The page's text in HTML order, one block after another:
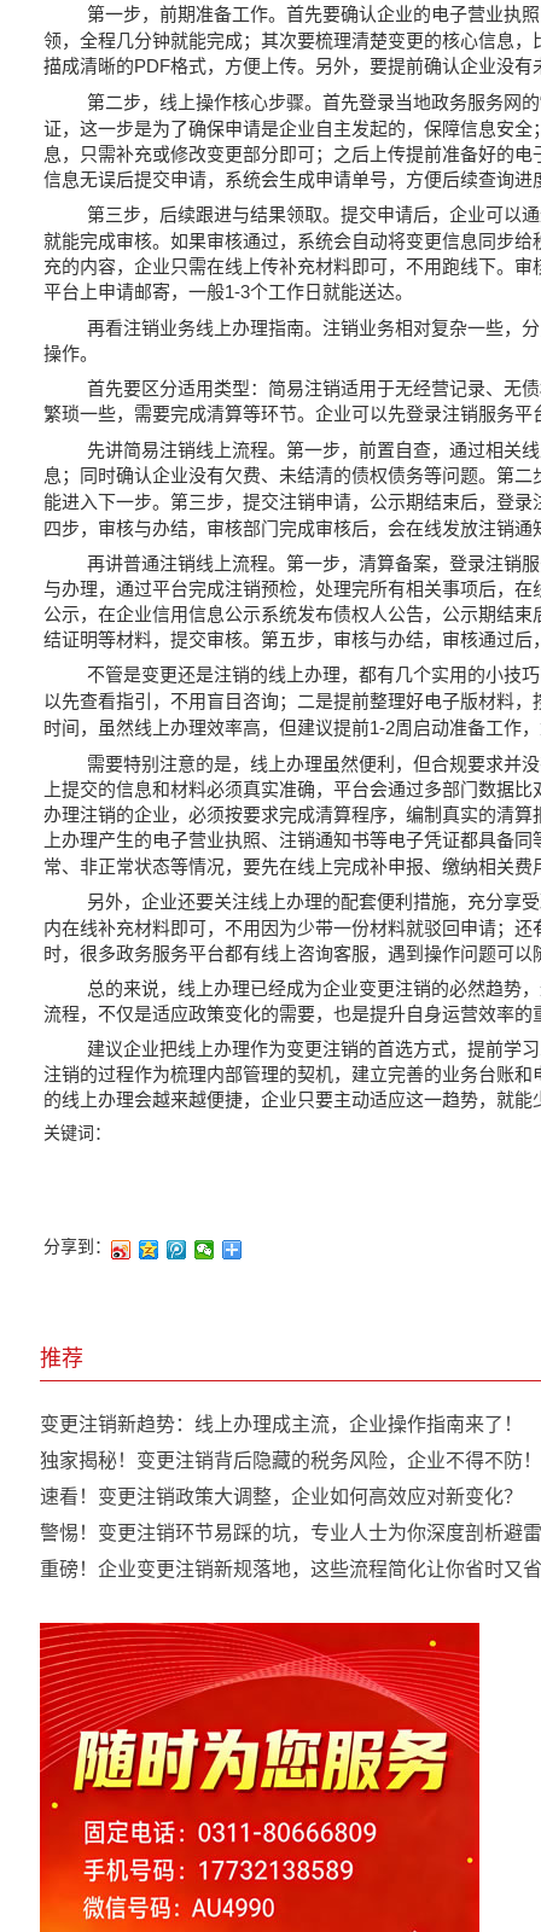
第一步，前期准备工作。首先要确认企业的电子营业执
领，全程几分钟就能完成；其次要梳理清楚变更的核心信息
描成清晰的PDF格式，方便上传。另外，要提前确认企业没
第二步，线上操作核心步骤。首先登录当地政务服务网的
证，这一步是为了确保申请是企业自主发起的，保障信息安
息，只需补充或修改变更部分即可；之后上传提前准备好的
信息无误后提交申请，系统会生成申请单号，方便后续查询进
第三步，后续跟进与结果领取。提交申请后，企业可以
就能完成审核。如果审核通过，系统会自动将变更信息同步
充的内容，企业只需在线上传补充材料即可，不用跑线下。
平台上申请邮寄，一般1-3个工作日就能送达。
再看注销业务线上办理指南。注销业务相对复杂一些，
操作。
首先要区分适用类型：简易注销适用于无经营记录、无
繁琐一些，需要完成清算等环节。企业可以先登录注销服务平
先讲简易注销线上流程。第一步，前置自查，通过相关
息；同时确认企业没有欠费、未结清的债权债务等问题。第
能进入下一步。第三步，提交注销申请，公示期结束后，登录
四步，审核与办结，审核部门完成审核后，会在线发放注销
再讲普通注销线上流程。第一步，清算备案，登录注销
与办理，通过平台完成注销预检，处理完所有相关事项后，
公示，在企业信用信息公示系统发布债权人公告，公示期结
结证明等材料，提交审核。第五步，审核与办结，审核通过
不管是变更还是注销的线上办理，都有几个实用的小技
以先查看指引，不用盲目咨询；二是提前整理好电子版材料
时间，虽然线上办理效率高，但建议提前1-2周启动准备工作
需要特别注意的是，线上办理虽然便利，但合规要求并
上提交的信息和材料必须真实准确，平台会通过多部门数据
办理注销的企业，必须按要求完成清算程序，编制真实的清
上办理产生的电子营业执照、注销通知书等电子凭证都具备
常、非正常状态等情况，要先在线上完成补申报、缴纳相关
另外，企业还要关注线上办理的配套便利措施，充分享
内在线补充材料即可，不用因为少带一份材料就驳回申请；
时，很多政务服务平台都有线上咨询客服，遇到操作问题可
总的来说，线上办理已经成为企业变更注销的必然趋势
流程，不仅是适应政策变化的需要，也是提升自身运营效率的
建议企业把线上办理作为变更注销的首选方式，提前学
注销的过程作为梳理内部管理的契机，建立完善的业务台账
的线上办理会越来越便捷，企业只要主动适应这一趋势，就
关键词：
分享到：
推荐
变更注销新趋势：线上办理成主流，企业操作指南来了！
独家揭秘！变更注销背后隐藏的税务风险，企业不得不防！
速看！变更注销政策大调整，企业如何高效应对新变化？
警惕！变更注销环节易踩的坑，专业人士为你深度剖析避
重磅！企业变更注销新规落地，这些流程简化让你省时又